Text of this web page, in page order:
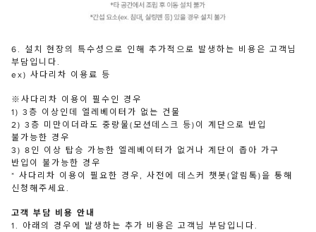
6. 설치 현장의 특수성으로 인해 추가적으로 발생하는 비용은 고객님
부담입니다.
ex) 사다리차 이용료 등
※사다리차 이용이 필수인 경우
1) 3층 이상인데 엘레베이터가 없는 건물
2) 3층 미만이더라도 중량물(모션데스크 등)이 계단으로 반입
불가능한 경우
3) 8인 이상 탑승 가능한 엘레베이터가 없거나 계단이 좁아 가구
반입이 불가능한 경우
* 사다리차 이용이 필요한 경우, 사전에 데스커 챗봇(알림톡)을 통해
신청해주세요.
고객 부담 비용 안내
1. 아래의 경우에 발생하는 추가 비용은 고객님 부담입니다.